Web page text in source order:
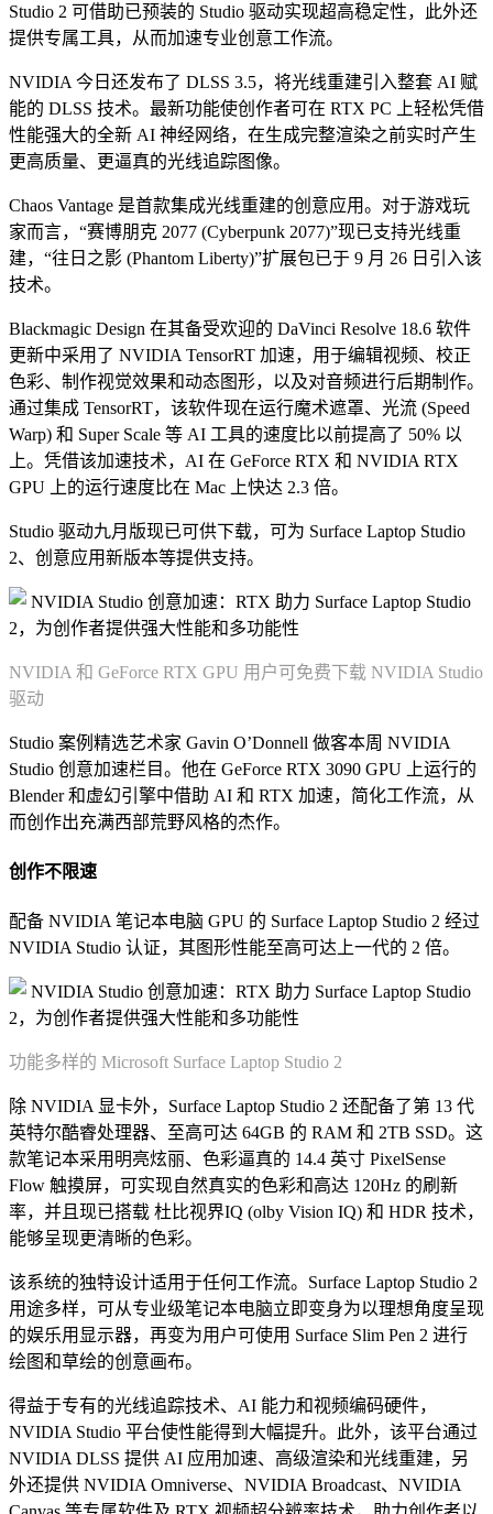
Studio 2 可借助已预装的 Studio 驱动实现超高稳定性，此外还
提供专属工具，从而加速专业创意工作流。
NVIDIA 今日还发布了 DLSS 3.5，将光线重建引入整套 AI 赋
能的 DLSS 技术。最新功能使创作者可在 RTX PC 上轻松凭借
性能强大的全新 AI 神经网络，在生成完整渲染之前实时产生
更高质量、更逼真的光线追踪图像。
Chaos Vantage 是首款集成光线重建的创意应用。对于游戏玩
家而言，“赛博朋克 2077 (Cyberpunk 2077)”现已支持光线重
建，“往日之影 (Phantom Liberty)”扩展包已于 9 月 26 日引入该
技术。
Blackmagic Design 在其备受欢迎的 DaVinci Resolve 18.6 软件
更新中采用了 NVIDIA TensorRT 加速，用于编辑视频、校正
色彩、制作视觉效果和动态图形，以及对音频进行后期制作。
通过集成 TensorRT，该软件现在运行魔术遮罩、光流 (Speed
Warp) 和 Super Scale 等 AI 工具的速度比以前提高了 50% 以
上。凭借该加速技术，AI 在 GeForce RTX 和 NVIDIA RTX
GPU 上的运行速度比在 Mac 上快达 2.3 倍。
Studio 驱动九月版现已可供下载，可为 Surface Laptop Studio
2、创意应用新版本等提供支持。
NVIDIA 和 GeForce RTX GPU 用户可免费下载 NVIDIA Studio
驱动
Studio 案例精选艺术家 Gavin O’Donnell 做客本周 NVIDIA
Studio 创意加速栏目。他在 GeForce RTX 3090 GPU 上运行的
Blender 和虚幻引擎中借助 AI 和 RTX 加速，简化工作流，从
而创作出充满西部荒野风格的杰作。
创作不限速
配备 NVIDIA 笔记本电脑 GPU 的 Surface Laptop Studio 2 经过
NVIDIA Studio 认证，其图形性能至高可达上一代的 2 倍。
功能多样的 Microsoft Surface Laptop Studio 2
除 NVIDIA 显卡外，Surface Laptop Studio 2 还配备了第 13 代
英特尔酷睿处理器、至高可达 64GB 的 RAM 和 2TB SSD。这
款笔记本采用明亮炫丽、色彩逼真的 14.4 英寸 PixelSense
Flow 触摸屏，可实现自然真实的色彩和高达 120Hz 的刷新
率，并且现已搭载 杜比视界IQ (olby Vision IQ) 和 HDR 技术，
能够呈现更清晰的色彩。
该系统的独特设计适用于任何工作流。Surface Laptop Studio 2
用途多样，可从专业级笔记本电脑立即变身为以理想角度呈现
的娱乐用显示器，再变为用户可使用 Surface Slim Pen 2 进行
绘图和草绘的创意画布。
得益于专有的光线追踪技术、AI 能力和视频编码硬件，
NVIDIA Studio 平台使性能得到大幅提升。此外，该平台通过
NVIDIA DLSS 提供 AI 应用加速、高级渲染和光线重建，另
外还提供 NVIDIA Omniverse、NVIDIA Broadcast、NVIDIA